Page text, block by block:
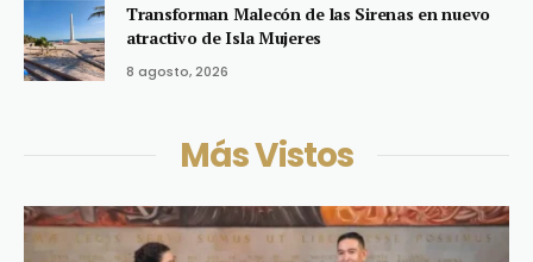
Transforman Malecón de las Sirenas en nuevo
atractivo de Isla Mujeres
8 agosto, 2026
Más Vistos